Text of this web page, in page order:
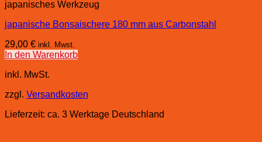
japanisches Werkzeug
japanische Bonsaischere 180 mm aus Carbonstahl
29,00 € inkl. Mwst.
In den Warenkorb
inkl. MwSt.
zzgl. Versandkosten
Lieferzeit: ca. 3 Werktage Deutschland